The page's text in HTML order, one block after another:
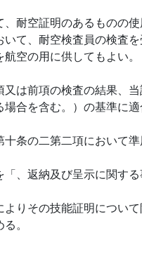
耐空証明のあるものの
て、耐空検査員の検査
空の用に供してもよい。
は前項の検査の結果、
場合を含む。）の基準に
条の二第二項において
、返納及び呈示に関す
りその技能証明につい
。